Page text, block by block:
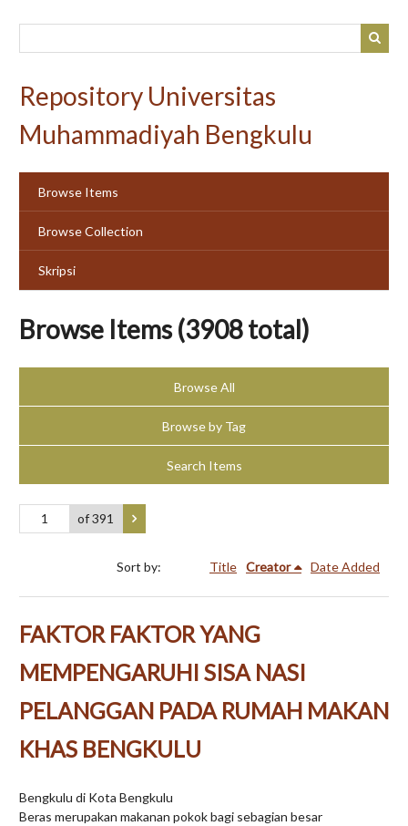
Repository Universitas
Muhammadiyah Bengkulu
Browse Items
Browse Collection
Skripsi
Browse Items (3908 total)
Browse All
Browse by Tag
Search Items
of 391
Sort by: Title Creator Date Added
FAKTOR FAKTOR YANG
MEMPENGARUHI SISA NASI
PELANGGAN PADA RUMAH MAKAN
KHAS BENGKULU
Bengkulu di Kota Bengkulu
Beras merupakan makanan pokok bagi sebagian besar